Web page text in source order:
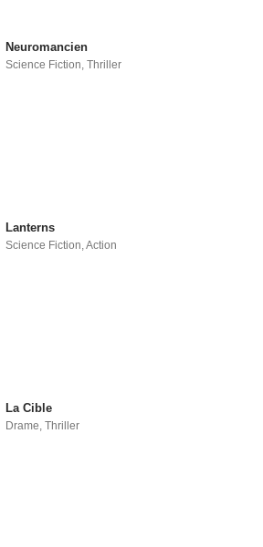
Neuromancien
Science Fiction,Thriller
Lanterns
Science Fiction,Action
La Cible
Drame,Thriller